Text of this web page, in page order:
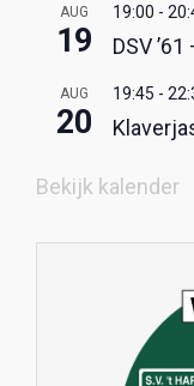
AUG
19
19:00 -
DSV
AUG
20
19:45 -
Bekijk kalender